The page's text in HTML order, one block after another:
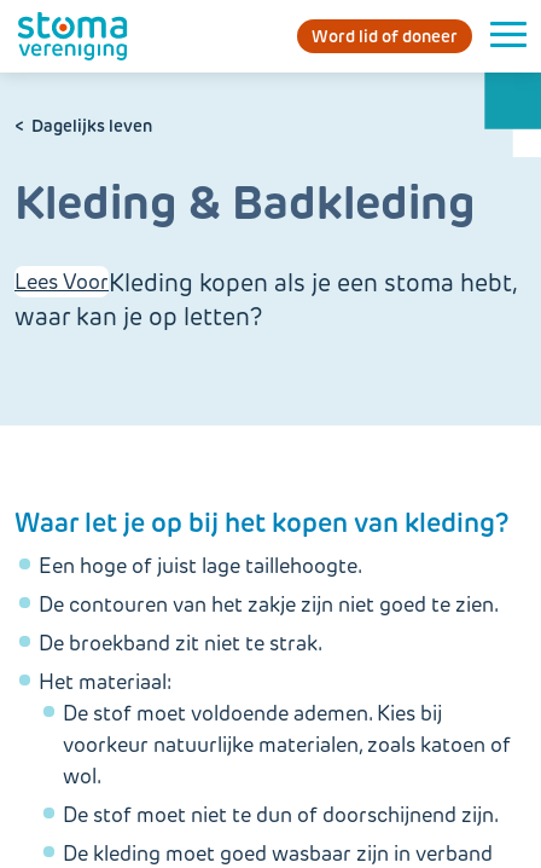
Word lid of doneer
Dagelijks leven
Kleding & Badkleding
Lees VoorKleding kopen als je een stoma hebt,
waar kan je op letten?
Waar let je op bij het kopen van kleding?
Een hoge of juist lage taillehoogte.
De contouren van het zakje zijn niet goed te zien.
De broekband zit niet te strak.
Het materiaal:
De stof moet voldoende ademen. Kies bij
voorkeur natuurlijke materialen, zoals katoen of
wol.
De stof moet niet te dun of doorschijnend zijn.
De kleding moet goed wasbaar zijn in verband